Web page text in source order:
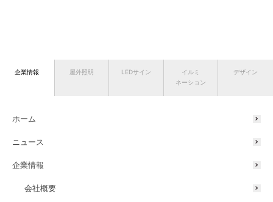
企業情報 屋外照明 LEDサイン
イルミ
ネーション
デザイン
ホーム
ニュース
企業情報
会社概要